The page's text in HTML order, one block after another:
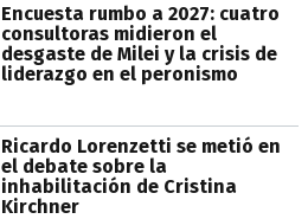
Encuesta rumbo a 2027: cuatro
consultoras midieron el
desgaste de Milei y la crisis de
liderazgo en el peronismo
Ricardo Lorenzetti se metió en
el debate sobre la
inhabilitación de Cristina
Kirchner